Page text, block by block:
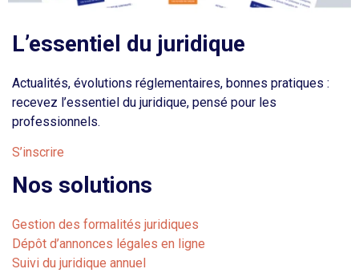
L’essentiel du juridique
Actualités, évolutions réglementaires, bonnes pratiques :
recevez l’essentiel du juridique, pensé pour les
professionnels.
S’inscrire
Nos solutions
Gestion des formalités juridiques
Dépôt d’annonces légales en ligne
Suivi du juridique annuel